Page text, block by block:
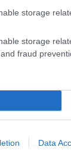
storage
storage
fraud
Data